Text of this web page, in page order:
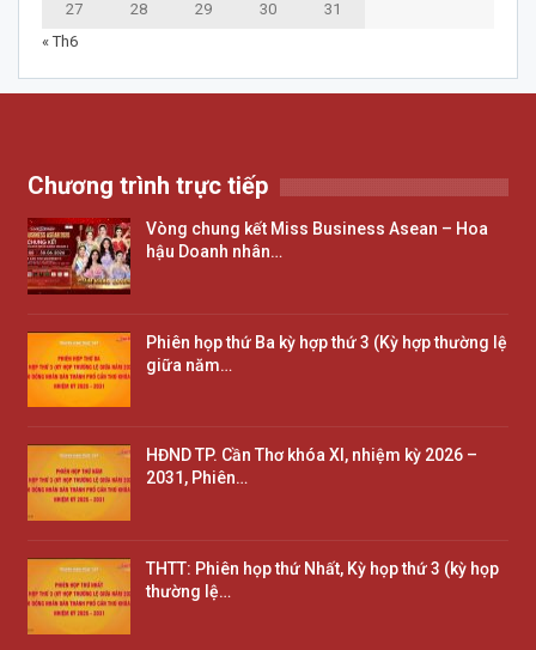
27 28 29 30
31
« Th6
Chương trình trực tiếp
Vòng chung kết Miss Business Asean – Hoa
hậu Doanh nhân…
Phiên họp thứ Ba kỳ hợp thứ 3 (Kỳ hợp thường lệ
giữa năm…
HĐND TP. Cần Thơ khóa XI, nhiệm kỳ 2026 –
2031, Phiên…
THTT: Phiên họp thứ Nhất, Kỳ họp thứ 3 (kỳ họp
thường lệ…